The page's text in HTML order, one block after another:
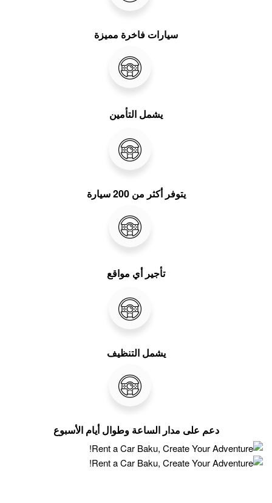
سيارات فاخرة مميزة
يشمل التأمين
يتوفر أكثر من 200 سيارة
تأجير أي مواقع
يشمل التنظيف
دعم على مدار الساعة وطوال أيام الأسبوع